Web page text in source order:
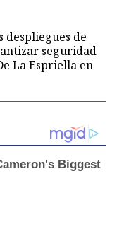
despliegues de
seguridad
La Espriella en